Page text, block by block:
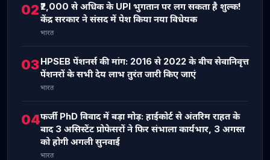
02₹2,000 से अधिक के UPI भुगतान पर लग सकता है शुल्क!
केंद्र सरकार ने संसद में पेश किया नया विधेयक
भारत
03HPSEB पेंशनर्स की मांग: 2016 से 2022 के बीच सेवानिवृत्त
पेंशनरों के सभी देय लाभ तुरंत जारी किए जाएं
भारत
04फर्जी PhD विवाद में बड़ा मोड़: हाईकोर्ट से अंतरिम राहत के
बाद 3 असिस्टेंट प्रोफेसरों ने फिर संभाला कार्यभार, 3 अगस्त
को होगी अगली सुनवाई
भारत